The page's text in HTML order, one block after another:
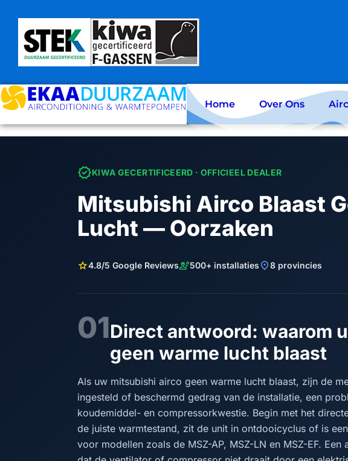
content
Home Over Ons
verifiedKIWA GECERTIFICEERD · OFFICIEEL DEALER
Mitsubishi Airco Blaast
Lucht — Oorzaken
star4.8/5 Google Reviewsengineering500+ installaties location_on8 provincies
01Direct antwoord: waarom
geen warme lucht blaast
Als uw mitsubishi airco geen warme lucht blaast, zijn de
ingesteld of beschermd gedrag van de installatie, een
koudemiddel- en compressorkwestie. Begin met het
de juiste warmtestand, zit de unit in ontdooicyclus of is
voor modellen zoals de MSZ-AP, MSZ-LN en MSZ-EF.